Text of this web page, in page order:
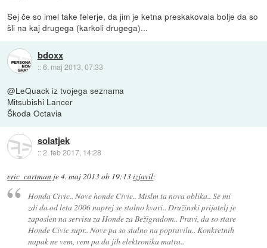
Sej če so imel take felerje, da jim je ketna preskakovala bolje da so
šli na kaj drugega (karkoli drugega)...
bdoxx
::6. maj 2013, 07:33
@LeQuack iz tvojega seznama
Mitsubishi Lancer
Škoda Octavia
solatjek
::2. feb 2017, 14:28
eric_cartman je4. maj 2013 ob 19:13izjavil:
Honda Civic.. Nove honde Civic.. Mislm ta nova oblika.. Se mi
zdi da od leta 2006 naprej se stalno kvari.. Družinski prijatelj je
zaposlen na servisu za Honde za Bežigradom.. Pravi, da so stare
Honde Civic supr.. Nove pa so stalno na popravilu.. Konkretnih
napak ne vem, vem pa da jih elektronika matra..